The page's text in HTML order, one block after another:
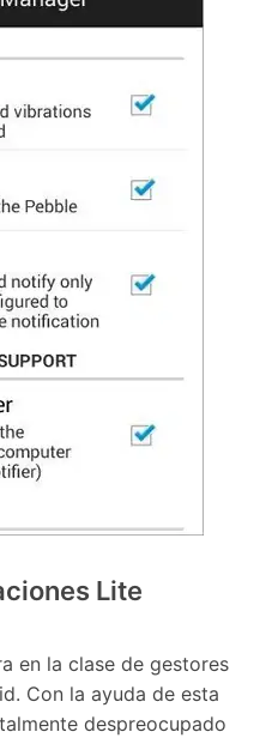
Lite
en la clase de gestores
Con la ayuda de esta
despreocupado